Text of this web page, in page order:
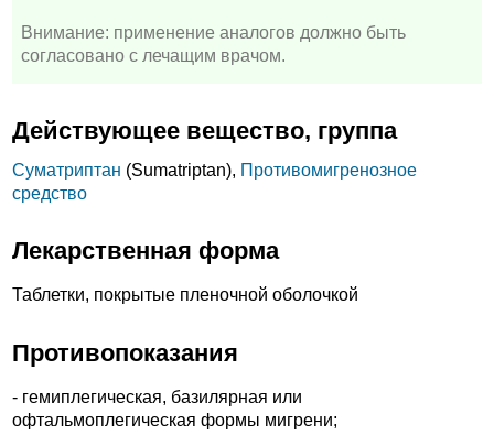
Внимание: применение аналогов должно быть
согласовано с лечащим врачом.
Действующее вещество, группа
Суматриптан (Sumatriptan), Противомигренозное
средство
Лекарственная форма
Таблетки, покрытые пленочной оболочкой
Противопоказания
- гемиплегическая, базилярная или
офтальмоплегическая формы мигрени;